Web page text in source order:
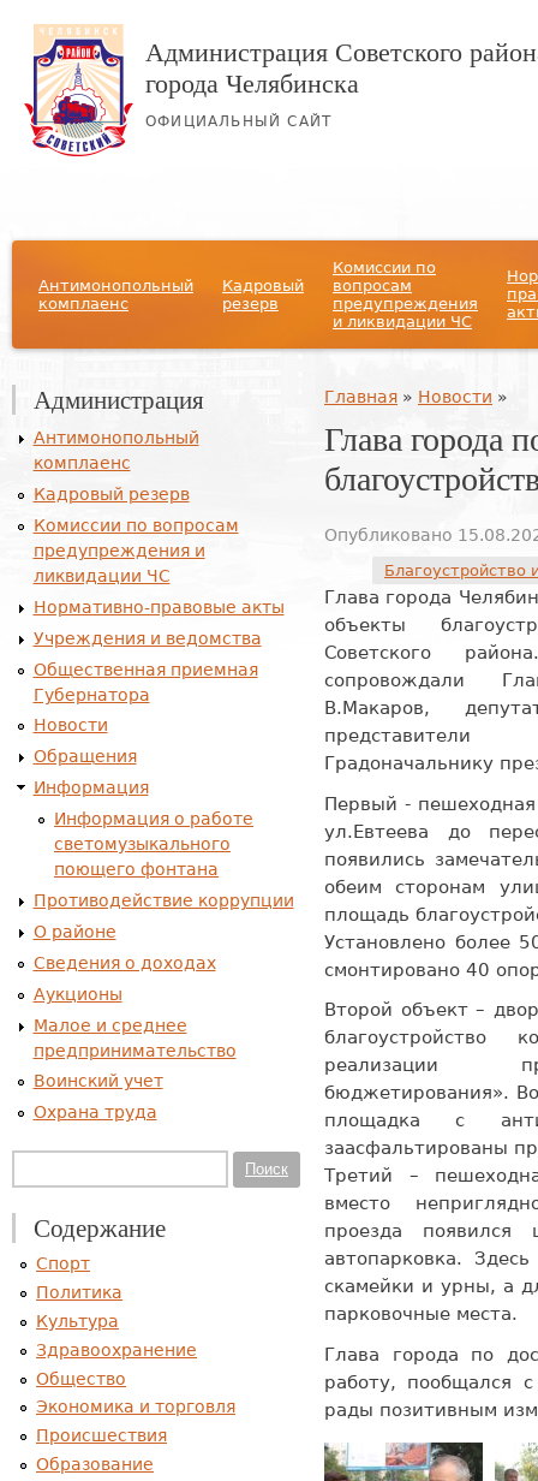
Администрация Советского
города Челябинска
ОФИЦИАЛЬНЫЙ САЙТ
Антимонопольный
комплаенс
Кадровый
резерв
Комиссии по
вопросам
предупреждения
и ликвидации ЧС
Вы здесь
Главная » Новости »
Глава города
Опубликовано
Глава города
объекты
Советского
сопровождали
В.Макаров,
Градоначальнику
Первый -
ул.Евтеева до
появились
обеим сторонам
площадь
Установлено более
смонтировано 40
Второй объект –
реализации
бюджетирования».
площадка с
заасфальтированы
Третий –
вместо
проезда
автопарковка.
скамейки и урны, а
парковочные места.
Глава города по
работу, пообщался
рады позитивным
Администрация
Антимонопольный
комплаенс
Кадровый резерв
Комиссии по вопросам
предупреждения и
ликвидации ЧС
Нормативно-правовые акты
Учреждения и ведомства
Общественная приемная
Губернатора
Новости
Обращения
Информация
Информация о работе
светомузыкального
поющего фонтана
Противодействие коррупции
О районе
Сведения о доходах
Аукционы
Малое и среднее
предпринимательство
Воинский учет
Охрана труда
Поиск
Содержание
Спорт
Политика
Культура
Здравоохранение
Общество
Экономика и торговля
Происшествия
Образование